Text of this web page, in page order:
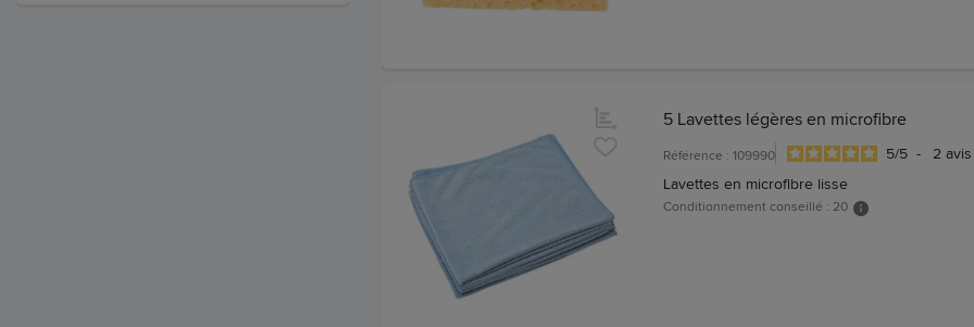
5 Lavettes légères en microfibre
Référence : 109990 5/5 - 2 avis
Lavettes en microfibre lisse
Conditionnement conseillé : 20